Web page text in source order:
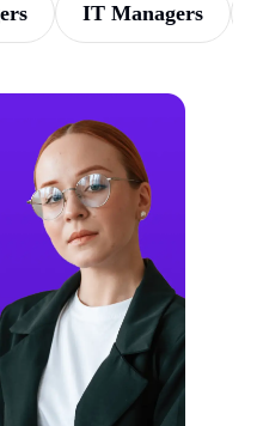
IT Managers